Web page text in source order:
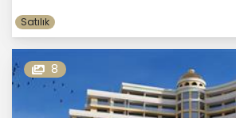
Satılık
8